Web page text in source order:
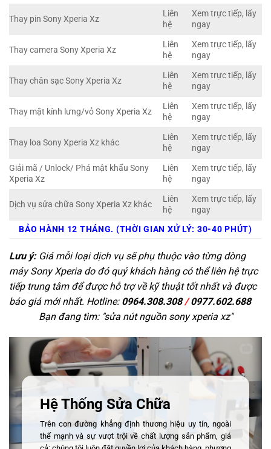
Thay pin Sony Xperia Xz
Liên
hệ
Xem trực tiếp, lấy
ngay
Thay camera Sony Xperia Xz
Liên
hệ
Xem trực tiếp, lấy
ngay
Thay chân sạc Sony Xperia Xz
Liên
hệ
Xem trực tiếp, lấy
ngay
Thay mặt kính lưng/vỏ Sony Xperia Xz
Liên
hệ
Xem trực tiếp, lấy
ngay
Thay loa Sony Xperia Xz khác
Liên
hệ
Xem trực tiếp, lấy
ngay
Giải mã / Unlock/ Phá mật khẩu Sony
Xperia Xz
Liên
hệ
Xem trực tiếp, lấy
ngay
Dịch vụ sửa chữa Sony Xperia Xz khác
Liên
hệ
Xem trực tiếp, lấy
ngay
BẢO HÀNH 12 THÁNG. (THỜI GIAN XỬ LÝ: 30-40 PHÚT)
Lưu ý:Giá mỗi loại dịch vụ sẽ phụ thuộc vào từng dòng
máy Sony Xperia do đó quý khách hàng có thể liên hệ trực
tiếp trung tâm để được hỗ trợ về kỹ thuật tốt nhất và được
báo giá mới nhất. Hotline: 0964.308.308/0977.602.688
Bạn đang tìm: "sửa nút nguồn sony xperia xz"
Hệ Thống Sửa Chữa
Trên con đường khẳng định thương hiệu uy tín, ngoài
thế mạnh và sự vượt trội về chất lượng sản phẩm, giá